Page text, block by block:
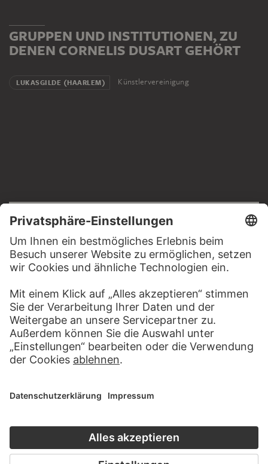
GRUPPEN UND INSTITUTIONEN, ZU
DENEN CORNELIS DUSART GEHÖRT
LUKASGILDE (HAARLEM) Künstlervereinigung
Impressum
Datenschutz
Copyright © 2026 Städel Museum
All rights reserved.
DIGITALE SAMMLUNG
Startseite
Werke
Künstler
Alben
SOCIAL MEDIA